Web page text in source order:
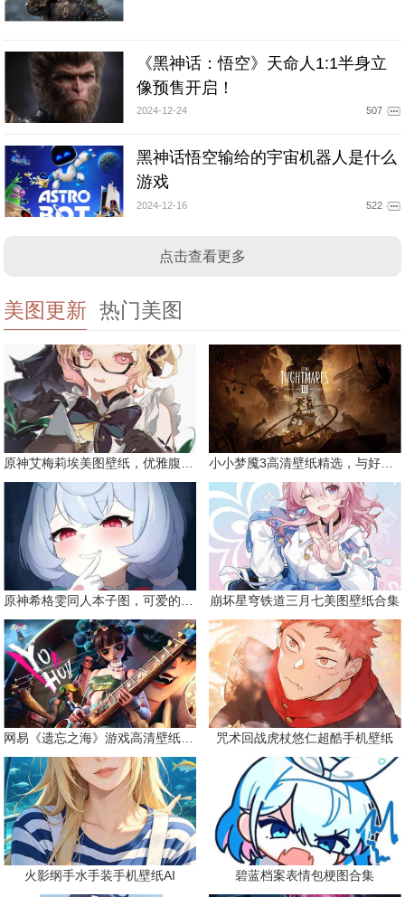
《黑神话：悟空》天命人1:1半身立
像预售开启！
2024-12-24 507
黑神话悟空输给的宇宙机器人是什么
游戏
2024-12-16 522
点击查看更多
美图更新 热门美图
小小梦魇3高清壁纸精选，与好友一同面对恐惧
崩坏星穹铁道三月七美图壁纸合集
咒术回战虎杖悠仁超酷手机壁纸
火影纲手水手装手机壁纸AI 碧蓝档案表情包梗图合集